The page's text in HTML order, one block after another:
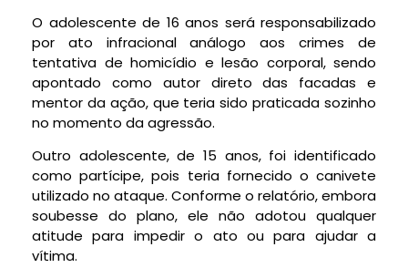
O adolescente de 16 anos será responsabilizado
por ato infracional análogo aos crimes de
tentativa de homicídio e lesão corporal, sendo
apontado como autor direto das facadas e
mentor da ação, que teria sido praticada sozinho
no momento da agressão.
Outro adolescente, de 15 anos, foi identificado
como partícipe, pois teria fornecido o canivete
utilizado no ataque. Conforme o relatório, embora
soubesse do plano, ele não adotou qualquer
atitude para impedir o ato ou para ajudar a
vítima.